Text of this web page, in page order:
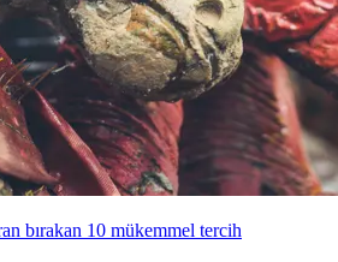
bırakan 10 mükemmel tercih